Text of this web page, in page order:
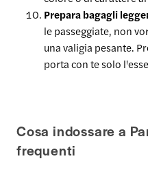
Prepara bagagli
le passeggiate, non
una valigia pesante.
porta con te solo
Cosa indossare a
frequenti